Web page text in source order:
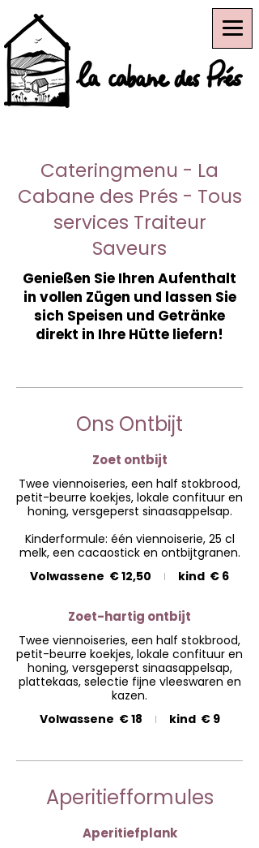
Cateringmenu - La
Cabane des Prés - Tous
services Traiteur
Saveurs
Genießen Sie Ihren Aufenthalt
in vollen Zügen und lassen Sie
sich Speisen und Getränke
direkt in Ihre Hütte liefern!
Ons Ontbijt
Zoet ontbijt
Twee viennoiseries, een half stokbrood,
petit-beurre koekjes, lokale confituur en
honing, versgeperst sinaasappelsap.
Kinderformule: één viennoiserie, 25 cl
Volwassene € 12,50 kind € 6
Zoet-hartig ontbijt
Twee viennoiseries, een half stokbrood,
petit-beurre koekjes, lokale confituur en
honing, versgeperst sinaasappelsap,
plattekaas, selectie fijne vleeswaren en
kazen.
Volwassene € 18 kind € 9
Aperitiefformules
Aperitiefplank